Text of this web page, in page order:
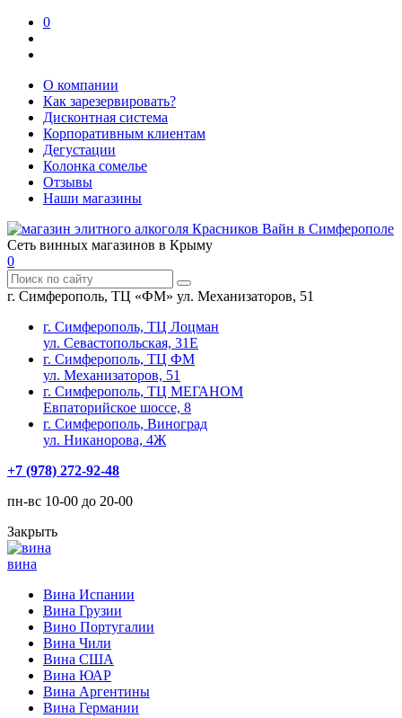
0
О компании
Как зарезервировать?
Дисконтная система
Корпоративным клиентам
Дегустации
Колонка сомелье
Отзывы
Наши магазины
Сеть винных магазинов в Крыму
0
г. Симферополь, ТЦ «ФМ» ул. Механизаторов, 51
г. Симферополь, ТЦ Лоцман
ул. Севастопольская, 31Е
г. Симферополь, ТЦ ФМ
ул. Механизаторов, 51
г. Симферополь, ТЦ МЕГАНОМ
Евпаторийское шоссе, 8
г. Симферополь, Виноград
ул. Никанорова, 4Ж
+7 (978) 272-92-48
пн-вс 10-00 до 20-00
Закрыть
вина
Вина Испании
Вина Грузии
Вино Португалии
Вина Чили
Вина США
Вина ЮАР
Вина Аргентины
Вина Германии